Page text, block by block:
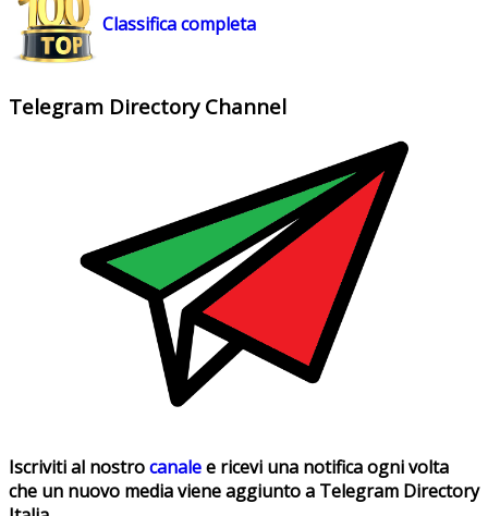
Classifica completa
Telegram Directory Channel
Iscriviti al nostrocanalee ricevi una notifica ogni volta
che un nuovo media viene aggiunto a Telegram Directory